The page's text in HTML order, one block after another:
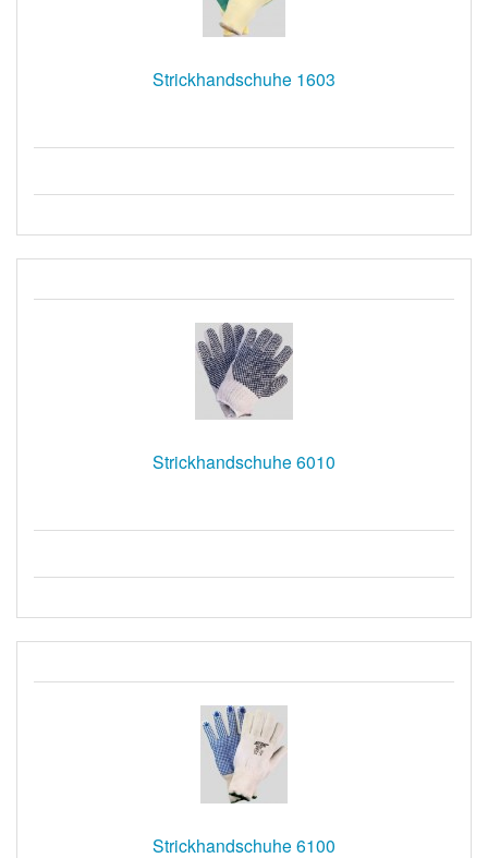
Strickhandschuhe 1603
Strickhandschuhe 6010
Strickhandschuhe 6100